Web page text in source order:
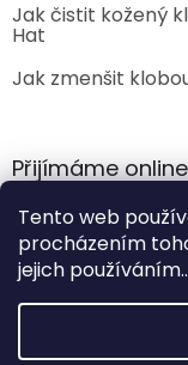
Tento web
procházením
jejich
Jak čistit kožený
Hat
Jak zmenšit
Přijímáme